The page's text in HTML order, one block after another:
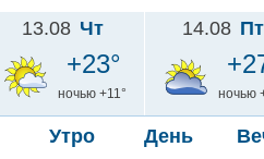
Утро День
13.08 Чт
+23°
ночью +11°
14.08 Пт
ночью